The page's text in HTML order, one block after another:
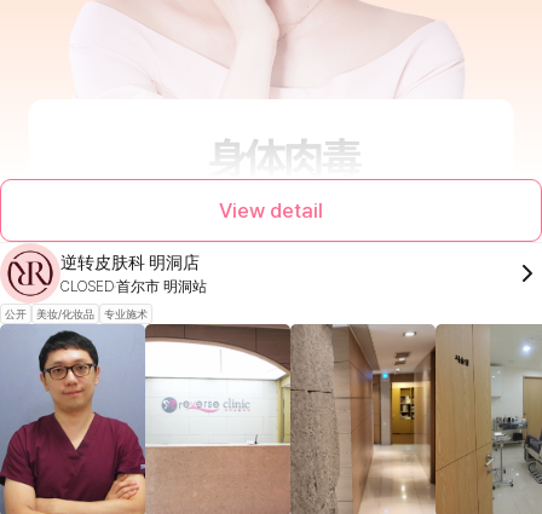
View detail
逆转皮肤科 明洞店
CLOSED首尔市 明洞站
公开 美妆/化妆品 专业施术